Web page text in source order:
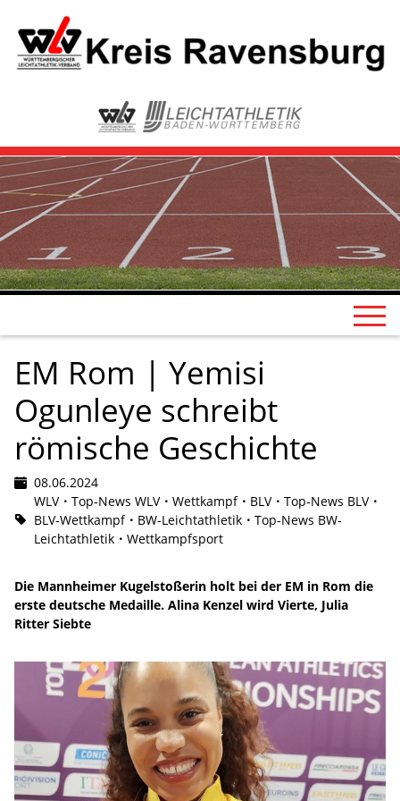
EM Rom | Yemisi
Ogunleye schreibt
römische Geschichte
08.06.2024
WLV
Top-News WLV Wettkampf BLV
Top-News BLV
BLV-Wettkampf
BW-Leichtathletik
Top-News BW-
Leichtathletik
Wettkampfsport
Die Mannheimer Kugelstoßerin holt bei der EM in Rom die
erste deutsche Medaille. Alina Kenzel wird Vierte, Julia
Ritter Siebte